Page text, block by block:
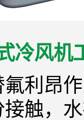
冷风机
利昂
触，